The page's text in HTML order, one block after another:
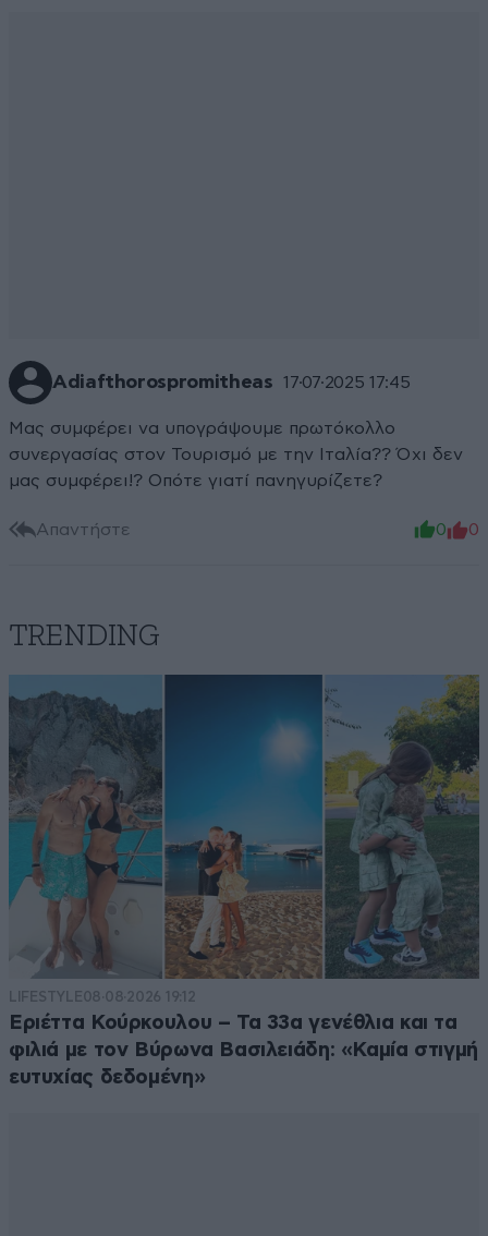
Adiafthorospromitheas 17·07·2025 17:45
Μας συμφέρει να υπογράψουμε πρωτόκολλο
συνεργασίας στον Τουρισμό με την Ιταλία?? Όχι δεν
μας συμφέρει!? Οπότε γιατί πανηγυρίζετε?
Απαντήστε 0 0
TRENDING
LIFESTYLE08·08·2026 19:12
Εριέττα Κούρκουλου – Τα 33α γενέθλια και τα
φιλιά με τον Βύρωνα Βασιλειάδη: «Καμία στιγμή
ευτυχίας δεδομένη»